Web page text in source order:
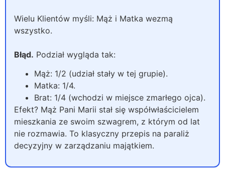
Wielu Klientów myśli: Mąż i Matka wezmą
wszystko.
Błąd. Podział wygląda tak:
Mąż: 1/2 (udział stały w tej grupie).
Matka: 1/4.
Brat: 1/4 (wchodzi w miejsce zmarłego ojca).
Efekt? Mąż Pani Marii stał się współwłaścicielem
mieszkania ze swoim szwagrem, z którym od lat
nie rozmawia. To klasyczny przepis na paraliż
decyzyjny w zarządzaniu majątkiem.